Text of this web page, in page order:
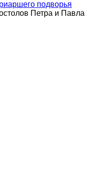
подворья
Петра и Павла